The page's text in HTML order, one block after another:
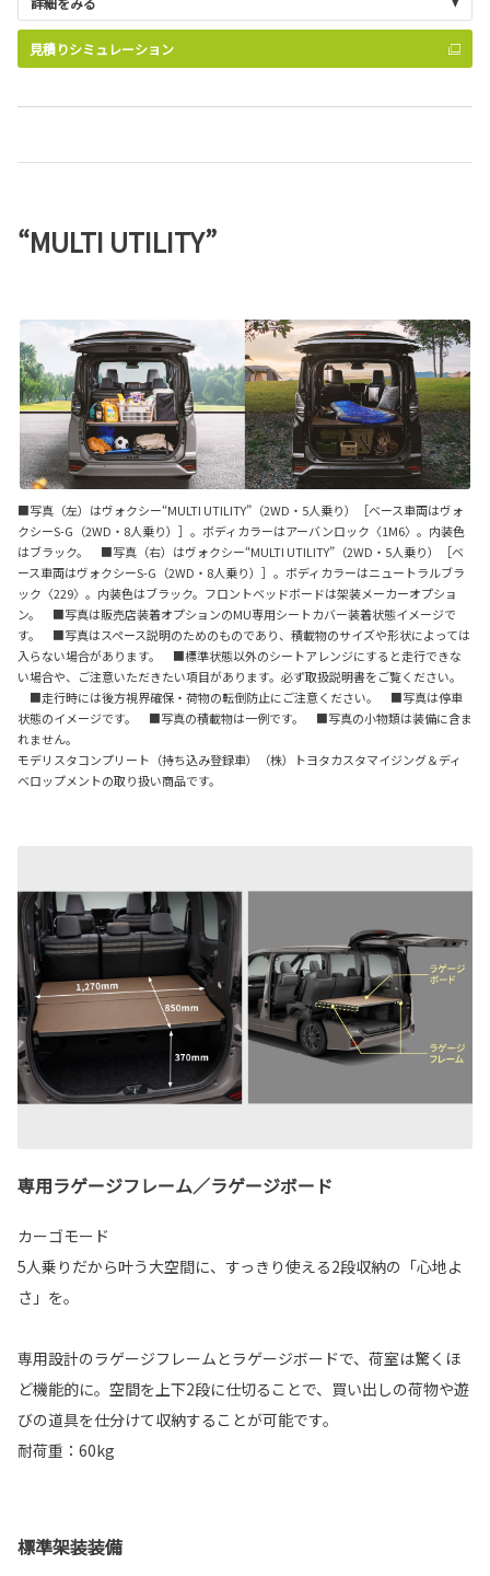
見積りシミュレーション
“MULTI UTILITY”
■写真（左）はヴォクシー“MULTI UTILITY”（2WD・5人乗り）［ベース車両はヴォ
クシーS-G（2WD・8人乗り）］。ボディカラーはアーバンロック〈1M6〉。内装色
はブラック。 ■写真（右）はヴォクシー“MULTI UTILITY”（2WD・5人乗り）［ベ
ース車両はヴォクシーS-G（2WD・8人乗り）］。ボディカラーはニュートラルブラ
ック〈229〉。内装色はブラック。フロントベッドボードは架装メーカーオプショ
ン。 ■写真は販売店装着オプションのMU専用シートカバー装着状態イメージで
す。 ■写真はスペース説明のためのものであり、積載物のサイズや形状によっては
入らない場合があります。 ■標準状態以外のシートアレンジにすると走行できな
い場合や、ご注意いただきたい項目があります。必ず取扱説明書をご覧ください。
■走行時には後方視界確保・荷物の転倒防止にご注意ください。 ■写真は停車
状態のイメージです。 ■写真の積載物は一例です。 ■写真の小物類は装備に含ま
れません。
モデリスタコンプリート（持ち込み登録車）（株）トヨタカスタマイジング＆ディ
ベロップメントの取り扱い商品です。
専用ラゲージフレーム／ラゲージボード
カーゴモード
5人乗りだから叶う大空間に、すっきり使える2段収納の「心地よ
さ」を。
専用設計のラゲージフレームとラゲージボードで、荷室は驚くほ
ど機能的に。空間を上下2段に仕切ることで、買い出しの荷物や遊
びの道具を仕分けて収納することが可能です。
耐荷重：60kg
標準架装装備